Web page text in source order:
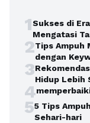
1Sukses di
Mengatasi
2Tips Ampuh
dengan
3Hidup Lebih
4
55 Tips
Sehari-hari